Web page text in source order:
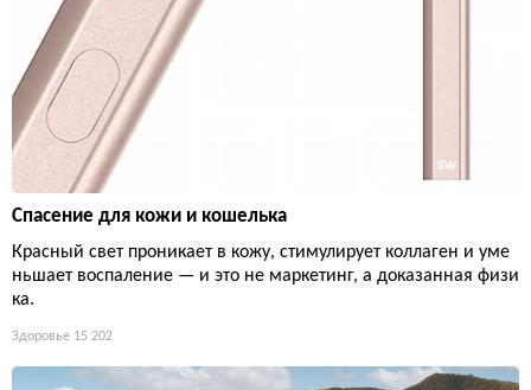
Спасение для кожи и кошелька
Красный свет проникает в кожу, стимулирует коллаген и уме
ньшает воспаление — и это не маркетинг, а доказанная физи
ка.
Здоровье 15 202